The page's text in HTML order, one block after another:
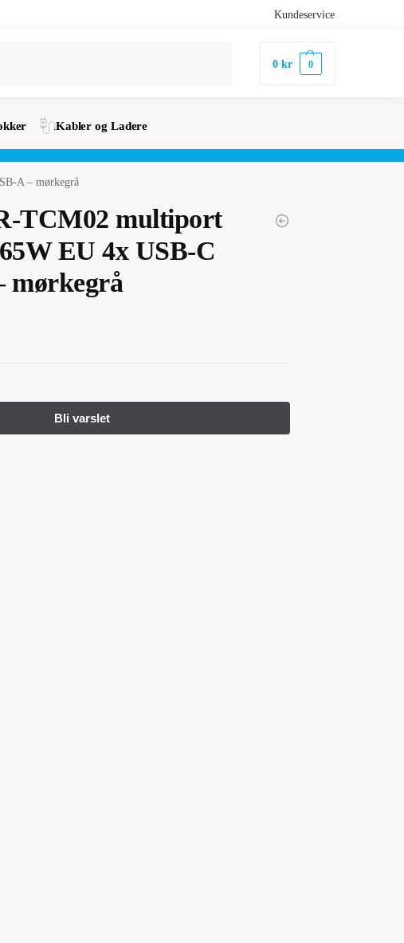
Kundeservice
0kr 0
Kabler og Ladere
A – mørkegrå
TCM02 multiport
EU 4x USB-C
mørkegrå